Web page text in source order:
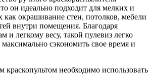
он идеально подходит для мелких и
как окрашивание стен, потолков, мебели
внутри помещения. Благодаря
и легкому весу, такой пулевиз легко
сэкономить свое время и
необходимо использовать